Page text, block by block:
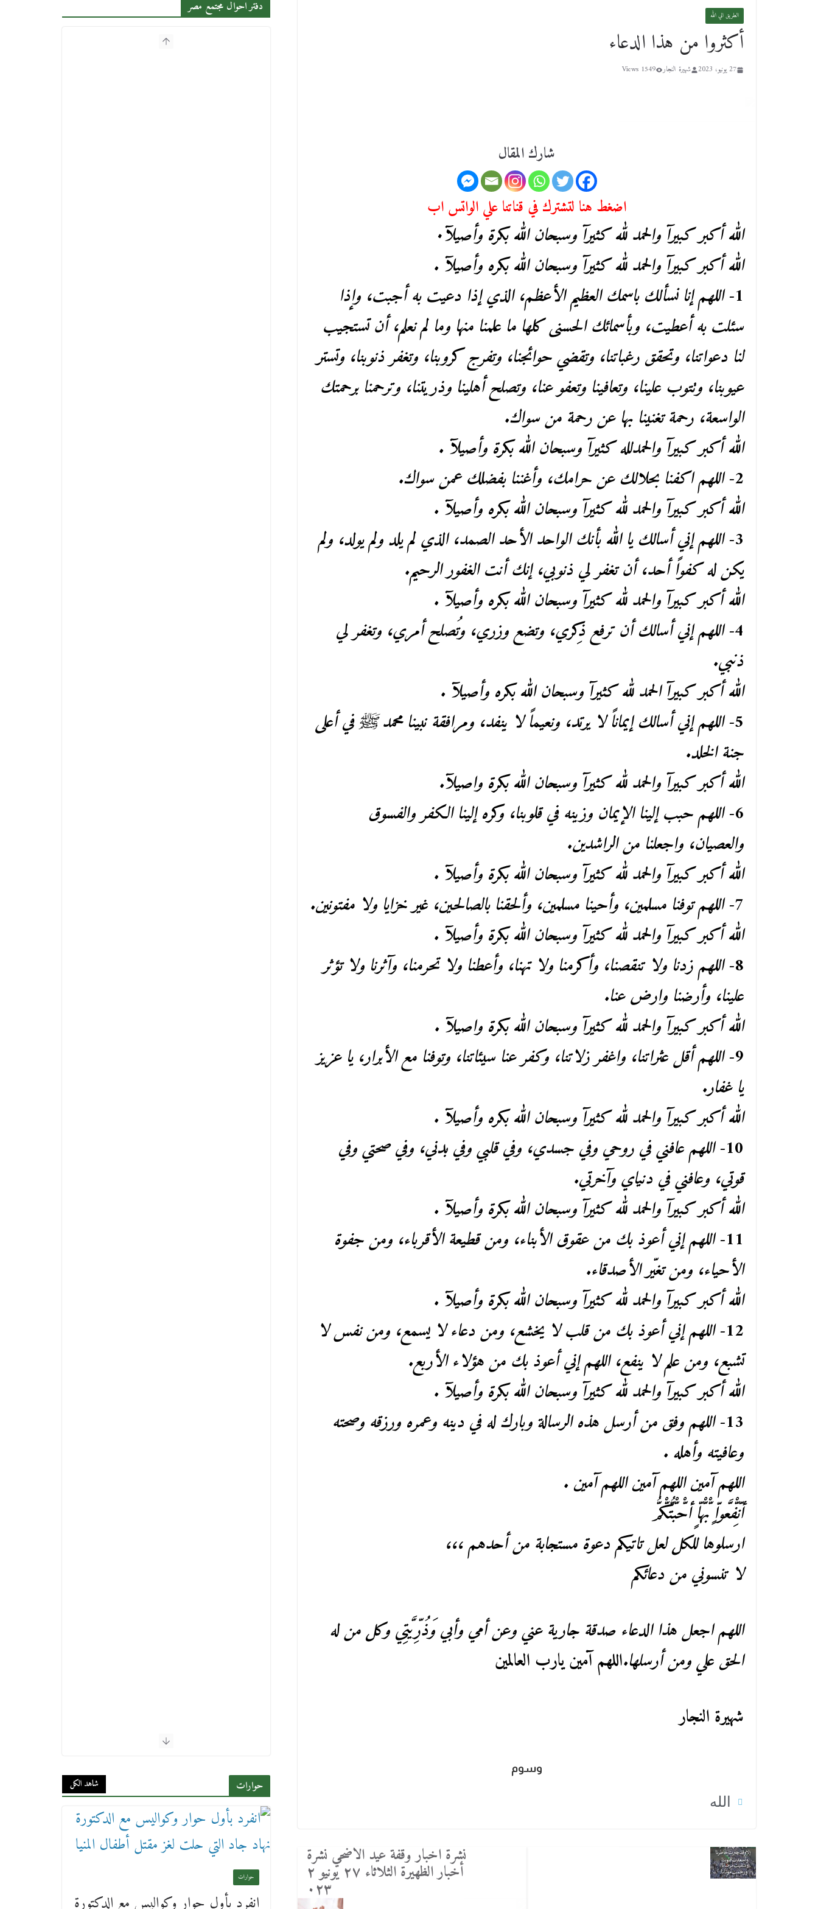
الطريق الي الله
أكثروا من هذا الدعاء
27 يونيو، 2023 شهيرة النجار 1549 Views
شارك المقال
اضغط هنا لتشترك في قناتنا علي الواتس اب
الله أكبر كبيرآ والحمد لله كثيرآ وسبحان الله بكرة وأصيلآ٠
الله أكبر كبيرآ والحمد لله كثيرآ وسبحان الله بكره وأصيلآ .
1- اللهم إنا نسألك باسمك العظيم الأعظم، الذي إذا دعيت به أجبت، وإذا
سئلت به أعطيت، وبأسمائك الحسنى كلها ما علمنا منها وما لم نعلم، أن تستجيب
لنا دعواتنا، وتحقق رغباتنا، وتقضي حوائجنا، وتفرج كروبنا، وتغفر ذنوبنا، وتستر
عيوبنا، وتتوب علينا، وتعافينا وتعفو عنا، وتصلح أهلينا وذريتنا، وترحمنا برحمتك
الواسعة، رحمة تغنينا بها عن رحمة من سواك.
الله أكبر كبيرآ والحمدلله كثيرآ وسبحان الله بكرة وأصيلآ .
2- اللهم اكفنا بحلالك عن حرامك، وأغننا بفضلك عمن سواك.
الله أكبر كبيرآ والحمد لله كثيرآ وسبحان الله بكره وأصيلآ .
3- اللهم إني أسالك يا الله بأنك الواحد الأحد الصمد، الذي لم يلد ولم يولد، ولم
يكن له كفواً أحد، أن تغفر لي ذنوبي، إنك أنت الغفور الرحيم.
الله أكبر كبيرآ والحمد لله كثيرآ وسبحان الله بكره وأصيلآ .
4- اللهم إني أسالك أن ترفع ذِكري، وتضع وزري، وتُصلح أمري، وتغفر لي
ذنبي.
الله أكبر كبيرآ الحمد لله كثيرآ وسبحان الله بكره وأصيلآ .
5- اللهم إني أسالك إيماناً لا يرتد، ونعيماً لا ينفد، ومرافقة نبينا محمد ﷺ في أعلى
جنة الخلد.
الله أكبر كبيرآ والحمد لله كثيرآ وسبحان الله بكرة واصيلآ.
6- اللهم حبب إلينا الإيمان وزينه في قلوبنا، وكره إلينا الكفر والفسوق
والعصيان، واجعلنا من الراشدين.
الله أكبر كبيرآ والحمد لله كثيرآ وسبحان الله بكرة وأصيلآ .
7- اللهم توفنا مسلمين، وأحينا مسلمين، وألحقنا بالصالحين، غير خزايا ولا مفتونين.
الله أكبر كبيرآ والحمد لله كثيرآ وسبحان الله بكرة وأصيلآ .
8- اللهم زدنا ولا تنقصنا، وأكرمنا ولا تهنا، وأعطنا ولا تحرمنا، وآثرنا ولا تؤثر
علينا، وأرضنا وارض عنا.
الله أكبر كبيرآ والحمد لله كثيرآ وسبحان الله بكرة واصيلآ .
9- اللهم أقل عثراتنا، واغفر زلاتنا، وكفر عنا سيئاتنا، وتوفنا مع الأبرار، يا عزيز
يا غفار.
الله أكبر كبيرآ والحمد لله كثيرآ وسبحان الله بكره وأصيلآ .
10- اللهم عافني في روحي وفي جسدي، وفي قلبي وفي بدني، وفي صحتي وفي
قوتي، وعافني في دنياي وآخرتي.
الله أكبر كبيرآ والحمد لله كثيرآ وسبحان الله بكرة وأصيلآ .
11- اللهم إني أعوذ بك من عقوق الأبناء، ومن قطيعة الأقرباء، ومن جفوة
الأحياء، ومن تغيّر الأصدقاء.
الله أكبر كبيرآ والحمد لله كثيرآ وسبحان الله بكرة وأصيلآ .
12- اللهم إني أعوذ بك من قلب لا يخشع، ومن دعاء لا يسمع، ومن نفس لا
تشبع، ومن علم لا ينفع، اللهم إني أعوذ بك من هؤلاء الأربع.
الله أكبر كبيرآ والحمد لله كثيرآ وسبحان الله بكرة وأصيلآ .
13- اللهم وفق من أرسل هذه الرسالة وبارك له في دينه وعمره ورزقه وصحته
وعافيته وأهله .
اللهم آمين اللهم آمين اللهم آمين .
أنِّفّْعَّواٍّ بّْهّْاٍّ أحّْبّْتُّكّْمُّ
ارسلوها للكل لعل تاتيكم دعوة مستجابة من أحدهم ،،،
لا تنسوني من دعائكم
اللهم اجعل هذا الدعاء صدقة جارية عني وعن أمي وأبي وَذُرِّيَّتِي وكل من له
الحق علي ومن أرسلها.اللهم آمين يارب العالمين
شهيرة النجار
وسوم
الله
نشرة اخبار وقفة عيد الاضحي نشرة
أخبار الظهيرة الثلاثاء ٢٧ يونيو ٢
٠٢٣
دفتر احوال مجتمع مصر
حوارات شاهد الكل
حوارات
انفرد بأول حوار وكواليس مع الدكتورة